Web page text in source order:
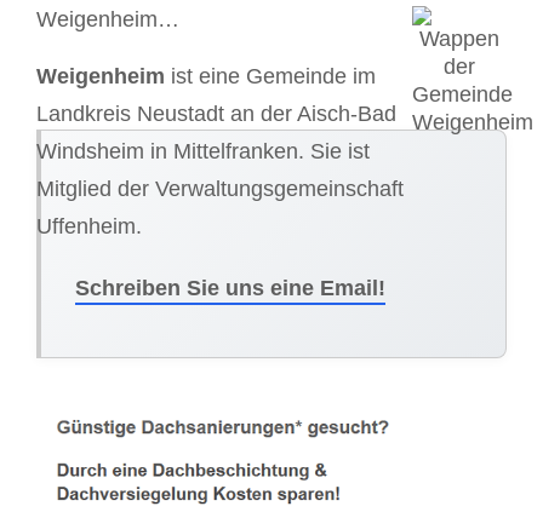
Weigenheim…
Weigenheim ist eine Gemeinde im
Landkreis Neustadt an der Aisch-Bad
Windsheim in Mittelfranken. Sie ist
Mitglied der Verwaltungsgemeinschaft
Uffenheim.
Schreiben Sie uns eine Email!